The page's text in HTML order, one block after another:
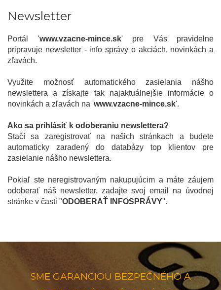
Newsletter
Portál 'www.vzacne-mince.sk' pre Vás pravidelne
pripravuje newsletter - info správy o akciách, novinkách a
zľavách.
Využite možnosť automatického zasielania nášho
newslettera a získajte tak najaktuálnejšie informácie o
novinkách a zľavách na 'www.vzacne-mince.sk'.
Ako sa prihlásiť k odoberaniu newslettera?
Stačí sa zaregistrovať na našich stránkach a budete
automaticky zaradený do databázy top klientov pre
zasielanie nášho newslettera.
Pokiaľ ste neregistrovaným nakupujúcim a máte záujem
odoberať náš newsletter, zadajte svoj email na úvodnej
stránke v časti "ODOBERAŤ INFOSPRÁVY".
SME GARANCIOU BEZPEČNÉHO A